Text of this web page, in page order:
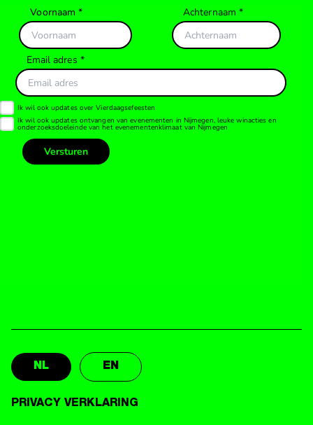
NL EN
PRIVACY VERKLARING